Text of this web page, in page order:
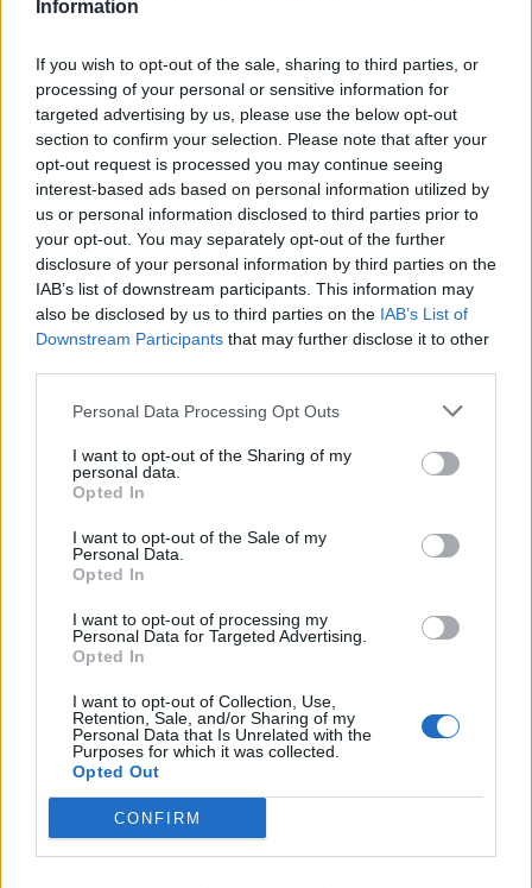
Information
If you wish to opt-out of the sale, sharing to third parties, or
processing of your personal or sensitive information for
targeted advertising by us, please use the below opt-out
section to confirm your selection. Please note that after your
opt-out request is processed you may continue seeing
interest-based ads based on personal information utilized by
us or personal information disclosed to third parties prior to
your opt-out. You may separately opt-out of the further
disclosure of your personal information by third parties on the
IAB’s list of downstream participants. This information may
also be disclosed by us to third parties on the IAB’s List of
Downstream Participants that may further disclose it to other
Personal Data Processing Opt Outs
I want to opt-out of the Sharing of my
personal data.
Opted In
I want to opt-out of the Sale of my
Personal Data.
Opted In
I want to opt-out of processing my
Personal Data for Targeted Advertising.
Opted In
I want to opt-out of Collection, Use,
Retention, Sale, and/or Sharing of my
Personal Data that Is Unrelated with the
Purposes for which it was collected.
Opted Out
CONFIRM